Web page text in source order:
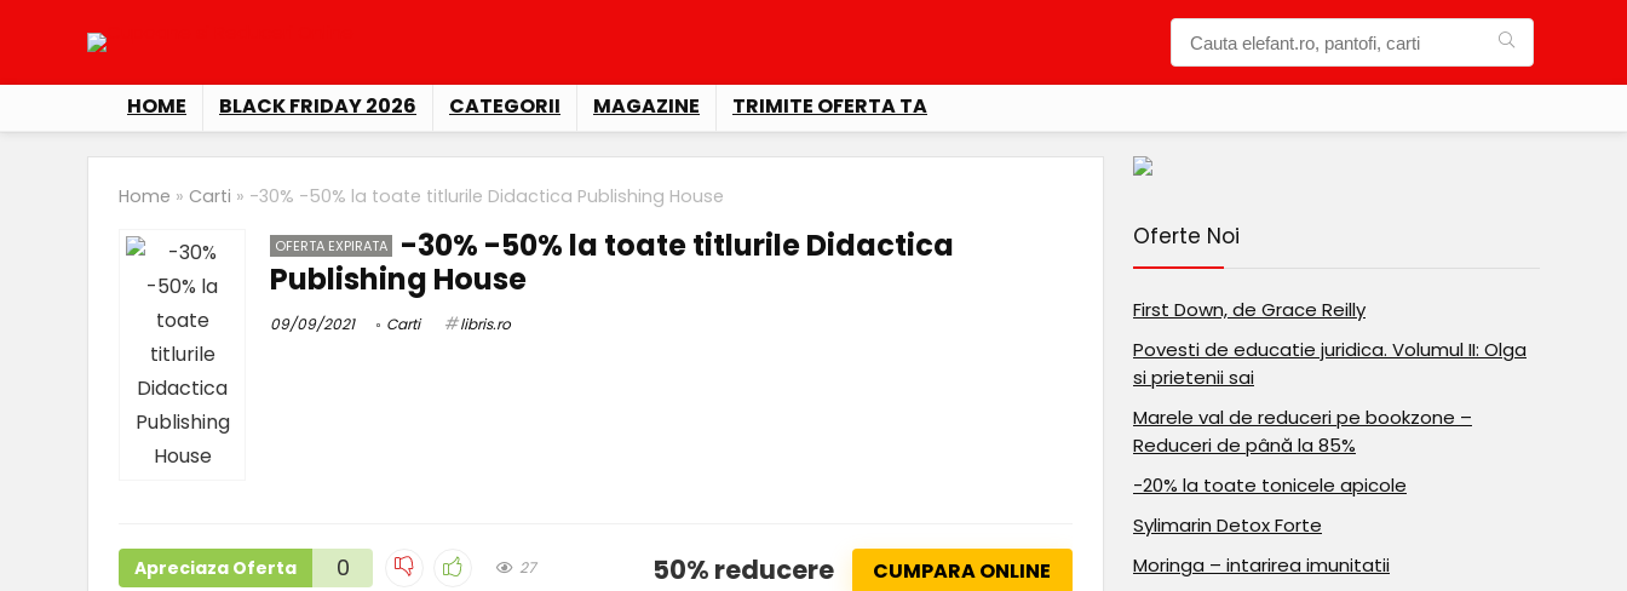
HOME BLACK FRIDAY 2026 CATEGORII MAGAZINE TRIMITE OFERTA TA
Home » Carti » -30% -50% la toate titlurile Didactica Publishing House
OFERTA EXPIRATA
-30% -50% la toate titlurile Didactica
Publishing House
09/09/2021 Carti libris.ro
Apreciaza Oferta 0 27 50% reducere CUMPARA ONLINE
Oferte Noi
First Down, de Grace Reilly
Povesti de educatie juridica. Volumul II: Olga
si prietenii sai
Marele val de reduceri pe bookzone –
Reduceri de până la 85%
-20% la toate tonicele apicole
Sylimarin Detox Forte
Moringa – intarirea imunitatii